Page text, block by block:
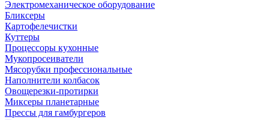
Электромеханическое оборудование
Бликсеры
Картофелечистки
Куттеры
Процессоры кухонные
Мукопросеиватели
Мясорубки профессиональные
Наполнители колбасок
Овощерезки-протирки
Миксеры планетарные
Прессы для гамбургеров